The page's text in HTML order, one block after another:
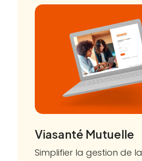
Viasanté Mutuelle
Simplifier la gestion de la